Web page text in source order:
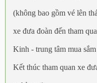
(không bao gồm vé lên
xe đưa đoàn đến tham
Kinh - trung tâm mua
Kết thúc tham quan xe